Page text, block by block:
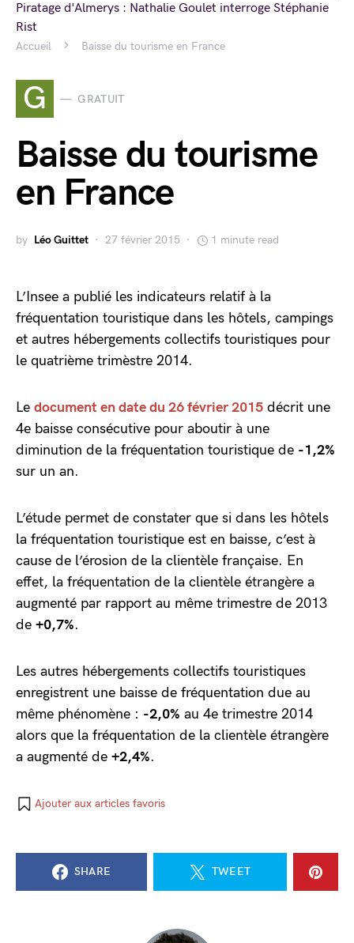
Accueil Baisse du tourisme en France
G GRATUIT
Baisse du tourisme
en France
by Léo Guittet 27 février 2015 1 minute read
L’Insee a publié les indicateurs relatif à la
fréquentation touristique dans les hôtels, campings
et autres hébergements collectifs touristiques pour
le quatrième trimèstre 2014.
Le document en date du 26 février 2015 décrit une
4e baisse consécutive pour aboutir à une
diminution de la fréquentation touristique de -1,2%
sur un an.
L’étude permet de constater que si dans les hôtels
la fréquentation touristique est en baisse, c’est à
cause de l’érosion de la clientèle française. En
effet, la fréquentation de la clientèle étrangère a
augmenté par rapport au même trimestre de 2013
de +0,7%.
Les autres hébergements collectifs touristiques
enregistrent une baisse de fréquentation due au
même phénomène : -2,0% au 4e trimestre 2014
alors que la fréquentation de la clientèle étrangère
a augmenté de +2,4%.
Ajouter aux articles favoris
SHARE TWEET
Piratage d'Almerys : Nathalie Goulet interroge Stéphanie
Rist